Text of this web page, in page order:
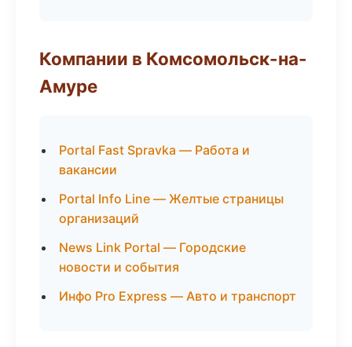
Компании в Комсомольск-на-
Амуре
Portal Fast Spravka — Работа и
вакансии
Portal Info Line — Желтые страницы
организаций
News Link Portal — Городские
новости и события
Инфо Pro Express — Авто и транспорт